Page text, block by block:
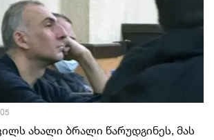
ახალი ბრალი წარუდგინეს, მას